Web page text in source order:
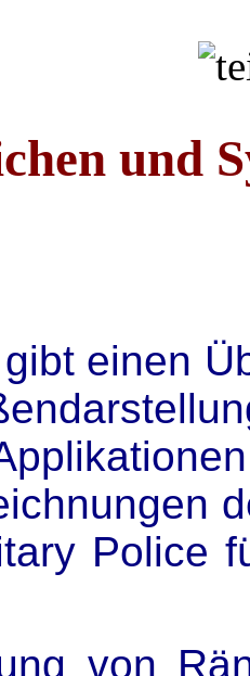
und
einen
Police
von